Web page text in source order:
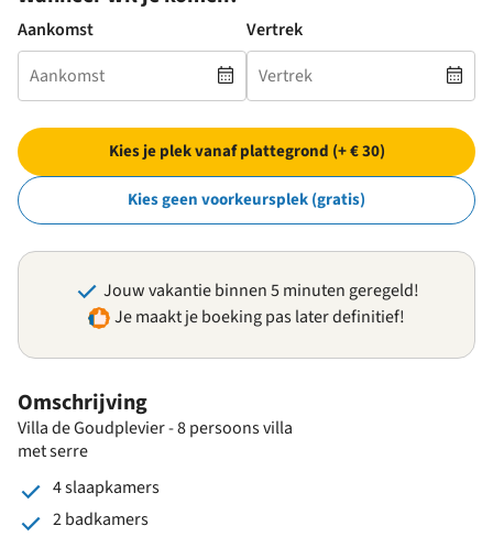
Omschrijving
Villa de Goudplevier - 8 persoons villa
met serre
4 slaapkamers
2 badkamers
Aankomst Vertrek
Kies je plek vanaf plattegrond (+ € 30)
Kies geen voorkeursplek (gratis)
Jouw vakantie binnen 5 minuten geregeld!
Je maakt je boeking pas later definitief!